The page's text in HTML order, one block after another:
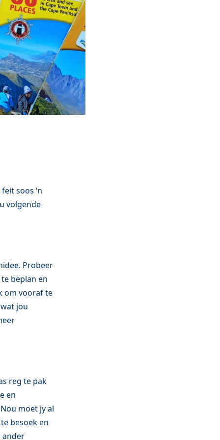
soos ‘n
volgende
Probeer
beplan en
om vooraf te
jou
reg te pak
en
moet jy al
besoek en
ander